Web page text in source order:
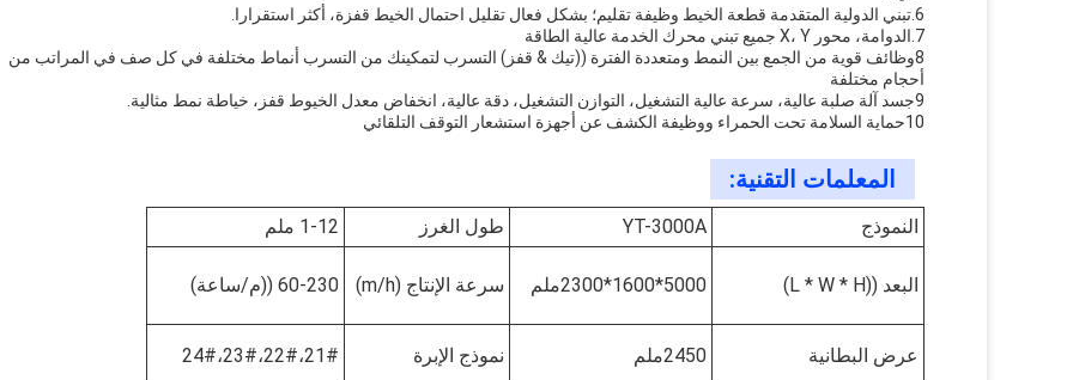
6.تبني الدولية المتقدمة قطعة الخيط وظيفة تقليم؛ بشكل فعال تقليل احتمال الخيط قفزة، أكثر استقرارا.
7.الدوامة، محور X، Y جميع تبني محرك الخدمة عالية الطاقة
8وظائف قوية من الجمع بين النمط ومتعددة الفترة ((تيك & قفز) التسرب لتمكينك من التسرب أنماط مختلفة في كل صف في المراتب من
أحجام مختلفة
9جسد آلة صلبة عالية، سرعة عالية التشغيل، التوازن التشغيل، دقة عالية، انخفاض معدل الخيوط قفز، خياطة نمط مثالية.
10حماية السلامة تحت الحمراء ووظيفة الكشف عن أجهزة استشعار التوقف التلقائي
المعلمات التقنية:
النموذج YT-3000A طول الغرز 1-12 ملم
البعد ((L * W * H) 5000*1600*2300ملم سرعة الإنتاج (m/h) 60-230 ((م/ساعة)
عرض البطانية 2450ملم نموذج الإبرة 21#،22#،23#،24#